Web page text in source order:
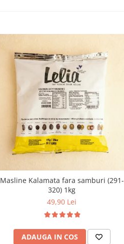
Masline Kalamata fara samburi (291-
320) 1kg
49,90 Lei
ADAUGA IN COS